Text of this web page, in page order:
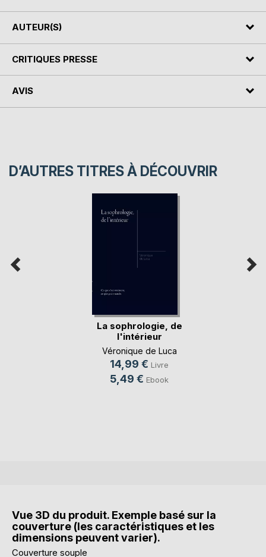
AUTEUR(S)
CRITIQUES PRESSE
AVIS
D’AUTRES TITRES À DÉCOUVRIR
La sophrologie, de
l'intérieur
Véronique de Luca
14,99 € Livre
5,49 € Ebook
Vue 3D du produit. Exemple basé sur la
couverture (les caractéristiques et les
dimensions peuvent varier).
Couverture souple